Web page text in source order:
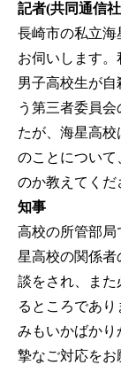
記者(共同通信
長崎市の私立
お伺いします。
男子高校生が
う第三者委員
たが、海星高校
のことについて
のか教えてくだ
知事
高校の所管部
星高校の関係者
談をされ、また
るところであ
みもいかばか
摯なご対応をお